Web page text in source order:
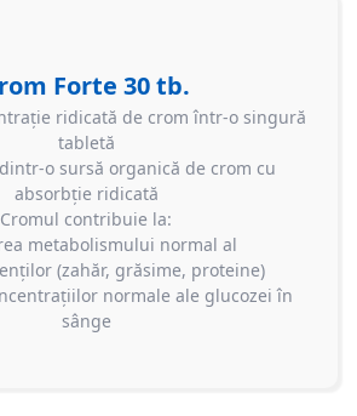
Forte 30 tb.
ridicată de crom într-o singură
tabletă
o sursă organică de crom cu
absorbție ridicată
Cromul contribuie la:
metabolismului normal al
(zahăr, grăsime, proteine)
normale ale glucozei în
sânge